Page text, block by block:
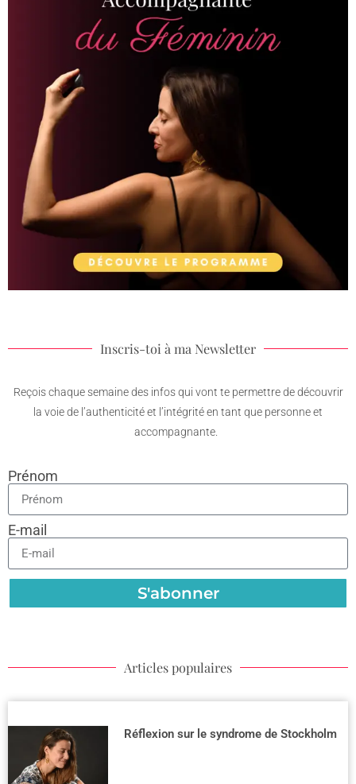
Inscris-toi à ma Newsletter
Reçois chaque semaine des infos qui vont te permettre de découvrir
la voie de l’authenticité et l’intégrité en tant que personne et
accompagnante.
Prénom
E-mail
S'abonner
Articles populaires
Réflexion sur le syndrome de Stockholm